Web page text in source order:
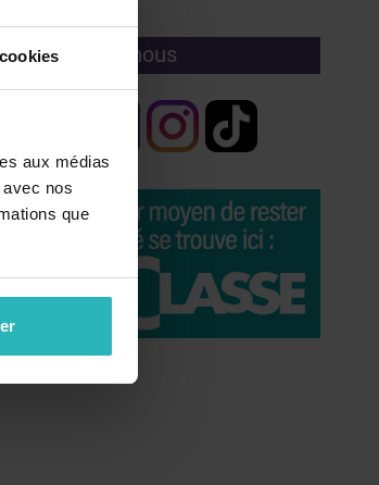
aux médias
nos
que
Rejoignez-nous